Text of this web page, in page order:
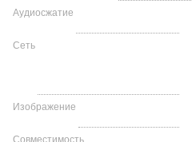
Аудиосжатие
Сеть
Изображение
Совместимость